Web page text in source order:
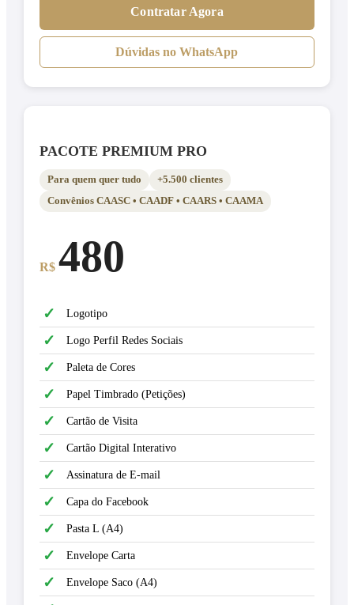
Contratar Agora
Dúvidas no WhatsApp
PACOTE PREMIUM PRO
Para quem quer tudo
+5.500 clientes
Convênios CAASC • CAADF • CAARS • CAAMA
R$ 480
✓ Logotipo
✓ Logo Perfil Redes Sociais
✓ Paleta de Cores
✓ Papel Timbrado (Petições)
✓ Cartão de Visita
✓ Cartão Digital Interativo
✓ Assinatura de E-mail
✓ Capa do Facebook
✓ Pasta L (A4)
✓ Envelope Carta
✓ Envelope Saco (A4)